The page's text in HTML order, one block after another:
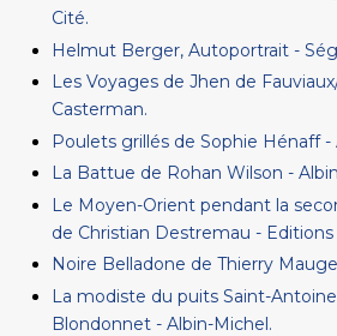
Cité.
Helmut Berger, Autoportrait -
Les Voyages de Jhen de
Casterman.
Poulets grillés de Sophie Hénaff -
La Battue de Rohan Wilson -
Le Moyen-Orient pendant la
de Christian Destremau - Editions
Noire Belladone de Thierry
La modiste du puits Saint-
Blondonnet - Albin-Michel.